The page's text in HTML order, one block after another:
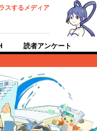
スするメディア
読者アンケート